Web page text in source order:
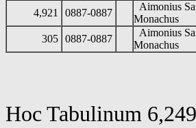
4,921 0887-0887
Aimonius
Monachus
305 0887-0887
Aimonius
Monachus
Hoc Tabulinum